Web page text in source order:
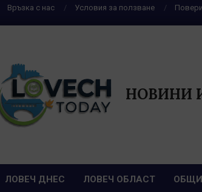
Връзка с нас Условия за ползване
НОВИНИ
ЛОВЕЧ ДНЕС ЛОВЕЧ ОБЛАСТ